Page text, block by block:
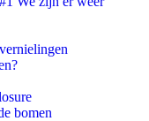
bomen